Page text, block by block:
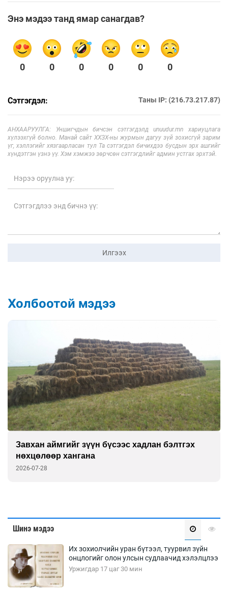
Энэ мэдээ танд ямар санагдав?
0 0 0 0 0 0
Сэтгэгдэл: Таны IP: (216.73.217.87)
АНХААРУУЛГА: Уншигчдын бичсэн сэтгэгдэлд unuudur.mn хариуцлага
хүлээхгүй болно. Манай сайт ХХЗХ-ны журмын дагуу зүй зохисгүй зарим
үг, хэллэгийг хязгаарласан тул Та сэтгэгдэл бичихдээ бусдын эрх ашгийг
хүндэтгэн үзнэ үү. Хэм хэмжээ зөрчсөн сэтгэгдлийг админ устгах эрхтэй.
Илгээх
Холбоотой мэдээ
Завхан аймгийг зүүн бүсээс хадлан бэлтгэх
нөхцөлөөр хангана
2026-07-28
Шинэ мэдээ
Их зохиолчийн уран бүтээл, туурвил зүйн
онцлогийг олон улсын судлаачид хэлэлцлээ
Уржигдар 17 цаг 30 мин